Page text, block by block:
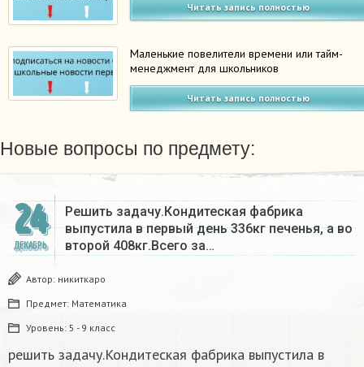
Читать запись полностью
Маленькие повелители времени или тайм-
менеджмент для школьников
Читать запись полностью
Новые вопросы по предмету:
24
ДЕКАБРЬ
Решить задачу.Кондитеская фабрика
выпустила в первый день 336кг печенья, а во
второй 408кг.Всего за…
Автор: никиткаро
Предмет: Математика
Уровень: 5 - 9 класс
решить задачу.Кондитеская фабрика выпустила в